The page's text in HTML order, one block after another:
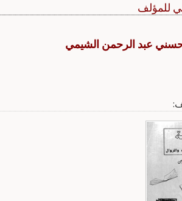
للمؤلف
عبد الرحمن الشيمي